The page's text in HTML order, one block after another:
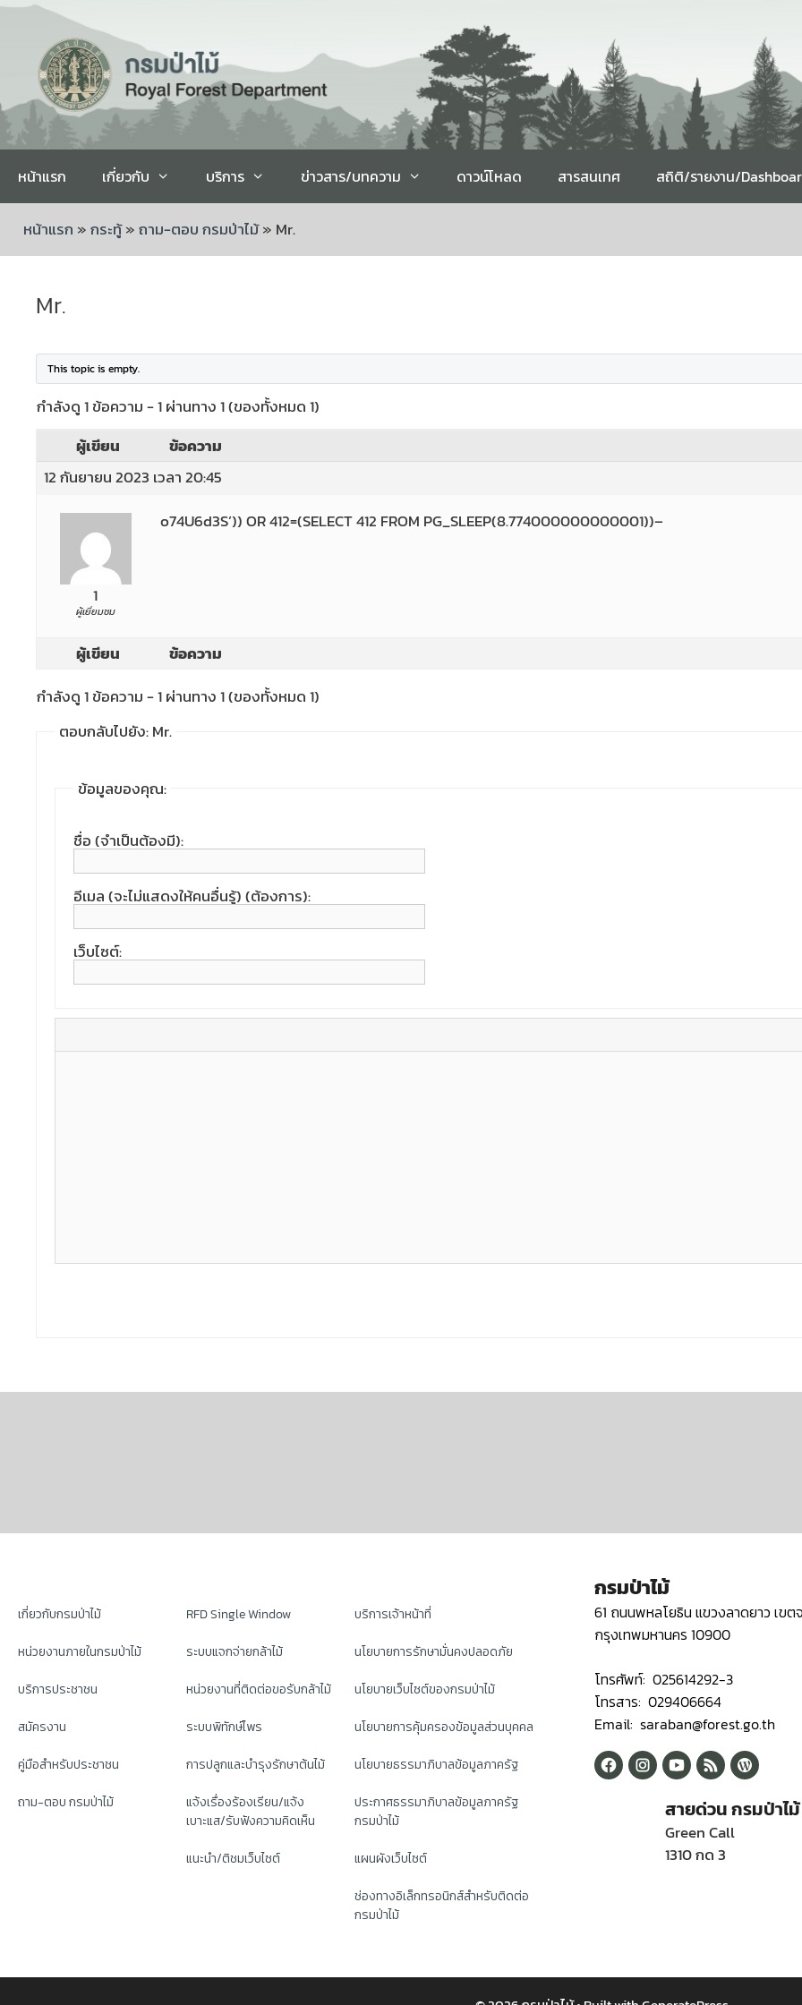
หน้าแรก เกี่ยวกับ บริการ ข่าวสาร/บทความ ดาวน์โหลด สารสนเทศ สถิติ/รายงาน/
หน้าแรก »กระทู้»ถาม-ตอบ กรมป่าไม้» Mr.
Mr.
This topic is empty.
กำลังดู 1 ข้อความ - 1 ผ่านทาง 1 (ของทั้งหมด 1)
ผู้เขียน
ข้อความ
12 กันยายน 2023 เวลา 20:45
1
ผู้เยี่ยมชม
o74U6d3S’)) OR 412=(SELECT 412 FROM PG_SLEEP(8.774000000000001))–
ผู้เขียน
ข้อความ
กำลังดู 1 ข้อความ - 1 ผ่านทาง 1 (ของทั้งหมด 1)
ตอบกลับไปยัง: Mr.
ข้อมูลของคุณ:
ชื่อ (จำเป็นต้องมี):
อีเมล (จะไม่แสดงให้คนอื่นรู้) (ต้องการ):
เว็บไซต์:
เกี่ยวกับกรมป่าไม้
หน่วยงานภายในกรมป่าไม้
บริการประชาชน
สมัครงาน
คู่มือสำหรับประชาชน
ถาม-ตอบ กรมป่าไม้
RFD Single Window
ระบบแจกจ่ายกล้าไม้
หน่วยงานที่ติดต่อขอรับกล้าไม้
ระบบพิทักษ์ไพร
การปลูกและบำรุงรักษาต้นไม้
แจ้งเรื่องร้องเรียน/แจ้ง
เบาะแส/รับฟังความคิดเห็น
แนะนำ/ติชมเว็บไซต์
บริการเจ้าหน้าที่
นโยบายการรักษามั่นคงปลอดภัย
นโยบายเว็บไซต์ของกรมป่าไม้
นโยบายการคุ้มครองข้อมูลส่วนบุคคล
นโยบายธรรมาภิบาลข้อมูลภาครัฐ
ประกาศธรรมาภิบาลข้อมูลภาครัฐ
กรมป่าไม้
แผนผังเว็บไซต์
ช่องทางอิเล็กทรอนิกส์สำหรับติดต่อ
กรมป่าไม้
กรมป่าไม้
61 ถนนพหลโยธิน แขวงลาดยาว เข
กรุงเทพมหานคร 10900
โทรศัพท์: 025614292-3
โทรสาร: 029406664
Email: saraban@forest.go.th
สายด่วน กรมป่าไม้
Green Call
1310 กด 3